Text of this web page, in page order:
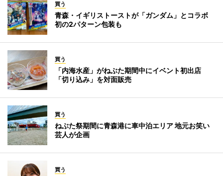
買う
青森・イギリストーストが「ガンダム」とコラボ
初の2パターン包装も
買う
「内海水産」がねぶた期間中にイベント初出店
「切り込み」を対面販売
買う
ねぶた祭期間に青森港に車中泊エリア 地元お笑い
芸人が企画
買う